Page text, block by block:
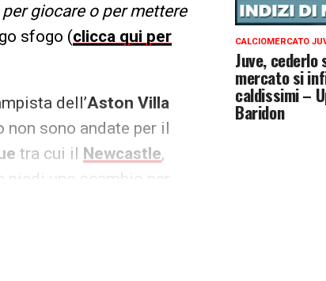
giocare o per mettere
sfogo (clicca qui per
dell’Aston Villa
sono andate per il
tra cui il Newcastle,
uno scambio per
CALCIOMERCATO
Juve,
mercato si
caldissimi –
Baridon